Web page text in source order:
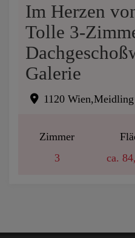
Im Herzen
Tolle 3-
Galerie
1120 Wien,Meidling
Zimmer
3
ca.